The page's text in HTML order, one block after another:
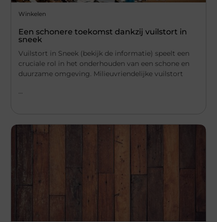
Winkelen
Een schonere toekomst dankzij vuilstort in
sneek
Vuilstort in Sneek (bekijk de informatie) speelt een
cruciale rol in het onderhouden van een schone en
duurzame omgeving. Milieuvriendelijke vuilstort
...